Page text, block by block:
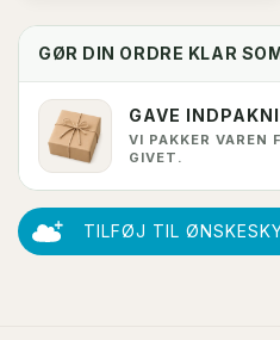
GØR DIN ORDRE KLAR
GAVE
VI PAKKER VAREN
GIVET.
TILFØJ TIL